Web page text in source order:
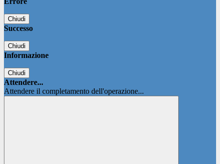
Chiudi
Successo
Chiudi
Informazione
Chiudi
Attendere...
Attendere il completamento dell'operazione...